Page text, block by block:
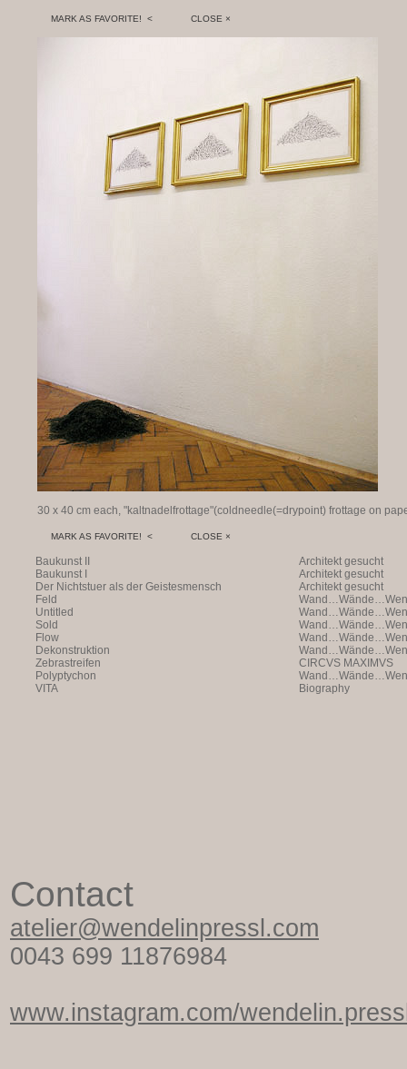
MARK AS FAVORITE! < CLOSE ×
30 x 40 cm each, "kaltnadelfrottage"(coldneedle(=drypoint) frottage on
MARK AS FAVORITE! < CLOSE ×
Baukunst II
Architekt gesucht
Baukunst I
Architekt gesucht
Der Nichtstuer als der Geistesmensch
Architekt gesucht
Feld
Untitled
Sold
Flow
Dekonstruktion
Zebrastreifen
CIRCVS MAXIMVS
Polyptychon
VITA
Biography
Contact
atelier@wendelinpressl.com
0043 699 11876984
www.instagram.com/